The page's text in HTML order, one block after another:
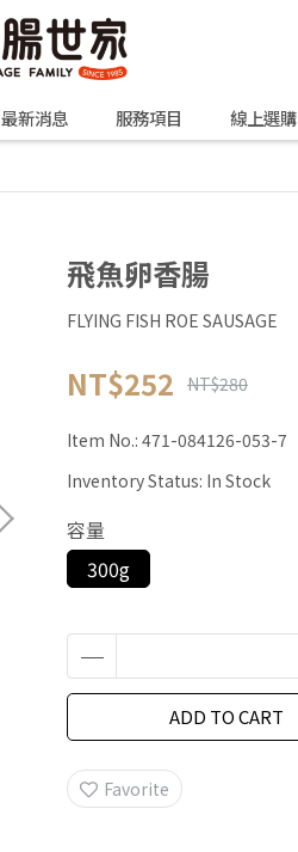
最新消息 服務項目 線上選購
飛魚卵香腸
FLYING FISH ROE SAUSAGE
NT$252 NT$280
Item No.: 471-084126-053-7
Inventory Status: In Stock
容量
300g
ADD TO CART
Favorite